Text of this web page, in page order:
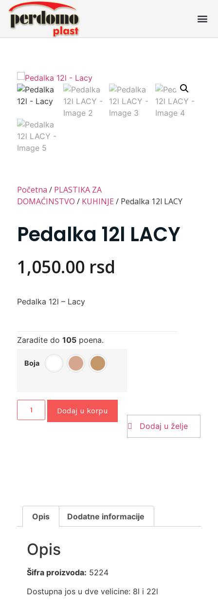
Početna / PLASTIKA ZA
DOMAĆINSTVO / KUHINJE / Pedalka 12l LACY
Pedalka 12l LACY
1,050.00 rsd
Pedalka 12l – Lacy
Boja
Zaradite do 105 poena.
Dodaj u korpu
Dodaj u želje
Opis Dodatne informacije
Opis
Šifra proizvoda: 5224
Dostupna jos u dve velicine: 8l i 22l